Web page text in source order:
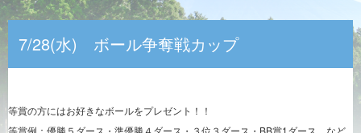
7/28(水) ボール争奪戦カップ
等賞の方にはお好きなボールをプレゼント！！
等賞例：優勝５ダース・準優勝４ダース・３位３ダース・BB賞1ダース など